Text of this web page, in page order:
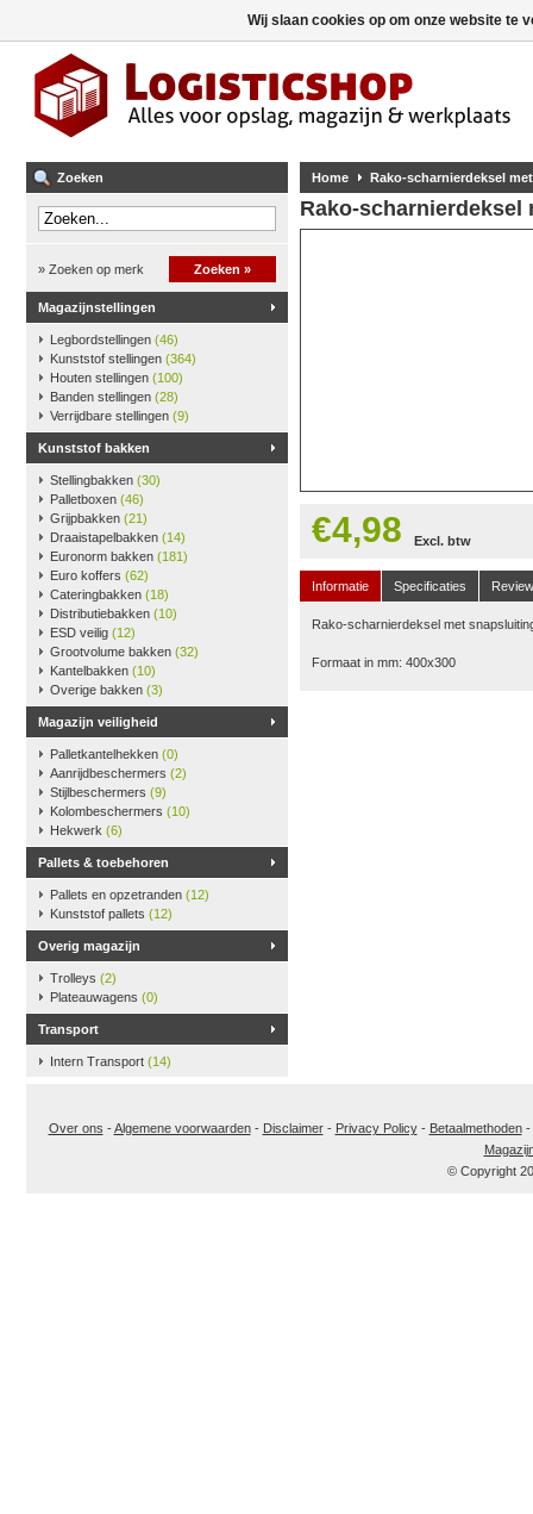
Zoeken
» Zoeken op merk Zoeken »
Magazijnstellingen
Legbordstellingen (46)
Kunststof stellingen (364)
Houten stellingen (100)
Banden stellingen (28)
Verrijdbare stellingen (9)
Kunststof bakken
Stellingbakken (30)
Palletboxen (46)
Grijpbakken (21)
Draaistapelbakken (14)
Euronorm bakken (181)
Euro koffers (62)
Cateringbakken (18)
Distributiebakken (10)
ESD veilig (12)
Grootvolume bakken (32)
Kantelbakken (10)
Overige bakken (3)
Magazijn veiligheid
Palletkantelhekken (0)
Aanrijdbeschermers (2)
Stijlbeschermers (9)
Kolombeschermers (10)
Hekwerk (6)
Pallets & toebehoren
Pallets en opzetranden (12)
Kunststof pallets (12)
Overig magazijn
Trolleys (2)
Plateauwagens (0)
Transport
Intern Transport (14)
Home Rako-scharnierdeksel
Rako-
€4,98 Excl. btw
Informatie Specificaties
Rako-scharnierdeksel met
Formaat in mm: 400x300
Over ons -Algemene voorwaarden- Disclaimer- Privacy Policy- Betaalmethoden-
© Copyright
Wij slaan cookies op om onze website te